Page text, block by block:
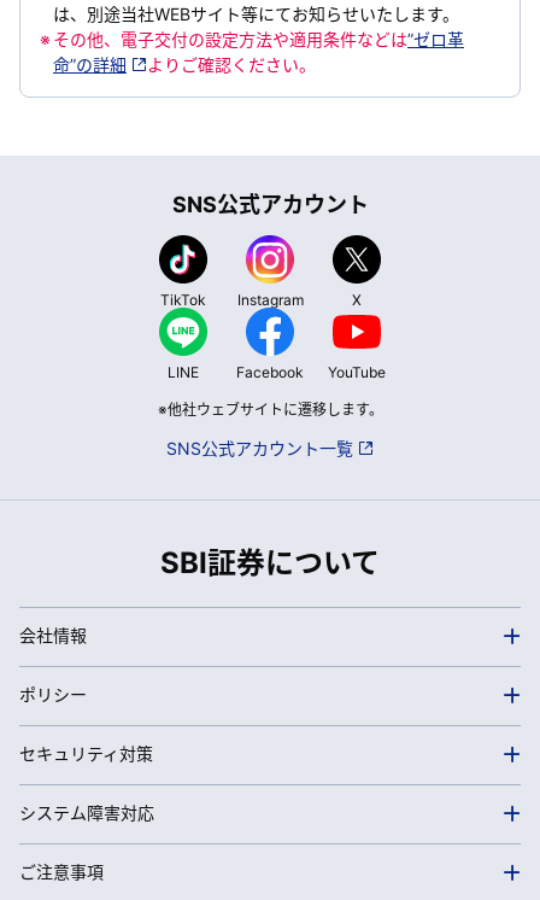
は、別途当社WEBサイト等にてお知らせいたします。
その他、電子交付の設定方法や適用条件などは”ゼロ革
命”の詳細
よりご確認ください。
SNS公式アカウント
TikTok Instagram X
LINE Facebook YouTube
※他社ウェブサイトに遷移します。
SNS公式アカウント一覧
SBI証券について
会社情報
ポリシー
セキュリティ対策
システム障害対応
ご注意事項